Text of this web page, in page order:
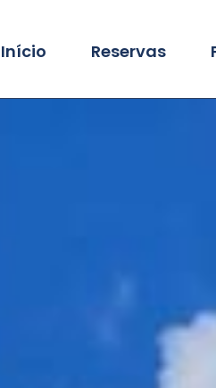
Início Reservas